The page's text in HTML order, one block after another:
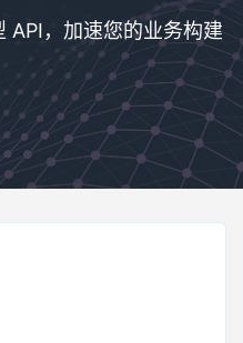
API，加速您的业务构建